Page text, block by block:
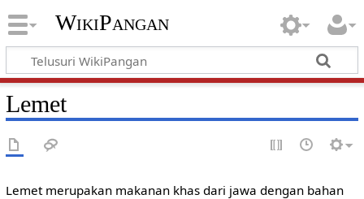
WikiPangan
Lemet
Lemet merupakan makanan khas dari jawa dengan bahan